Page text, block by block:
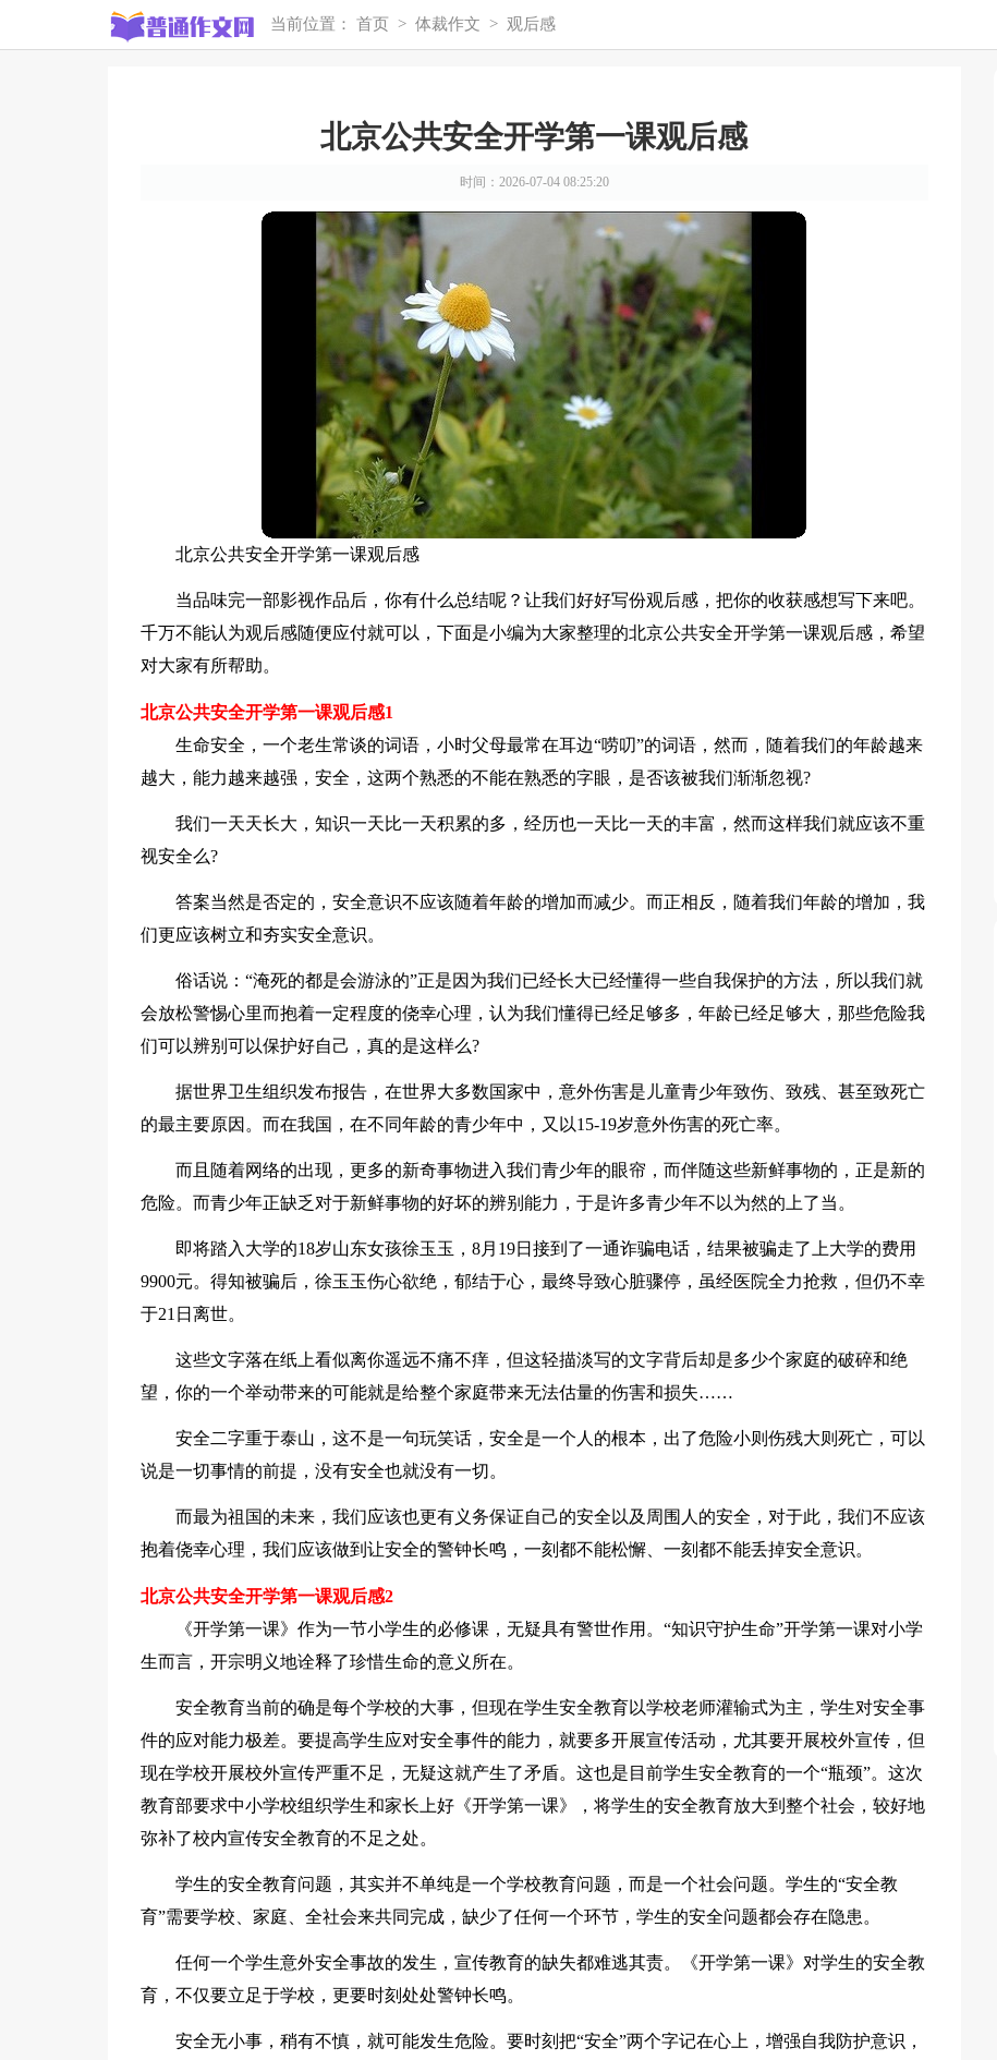
当前位置： 首页 > 体裁作文 > 观后感
北京公共安全开学第一课观后感
时间：2026-07-04 08:25:20
北京公共安全开学第一课观后感
当品味完一部影视作品后，你有什么总结呢？让我们好好写份观后感，把你的收获感想写下来吧。
千万不能认为观后感随便应付就可以，下面是小编为大家整理的北京公共安全开学第一课观后感，希望
对大家有所帮助。
北京公共安全开学第一课观后感1
生命安全，一个老生常谈的词语，小时父母最常在耳边“唠叨”的词语，然而，随着我们的年龄越来
越大，能力越来越强，安全，这两个熟悉的不能在熟悉的字眼，是否该被我们渐渐忽视?
我们一天天长大，知识一天比一天积累的多，经历也一天比一天的丰富，然而这样我们就应该不重
视安全么?
答案当然是否定的，安全意识不应该随着年龄的增加而减少。而正相反，随着我们年龄的增加，我
们更应该树立和夯实安全意识。
俗话说：“淹死的都是会游泳的”正是因为我们已经长大已经懂得一些自我保护的方法，所以我们就
会放松警惕心里而抱着一定程度的侥幸心理，认为我们懂得已经足够多，年龄已经足够大，那些危险我
们可以辨别可以保护好自己，真的是这样么?
据世界卫生组织发布报告，在世界大多数国家中，意外伤害是儿童青少年致伤、致残、甚至致死亡
的最主要原因。而在我国，在不同年龄的青少年中，又以15-19岁意外伤害的死亡率。
而且随着网络的出现，更多的新奇事物进入我们青少年的眼帘，而伴随这些新鲜事物的，正是新的
危险。而青少年正缺乏对于新鲜事物的好坏的辨别能力，于是许多青少年不以为然的上了当。
即将踏入大学的18岁山东女孩徐玉玉，8月19日接到了一通诈骗电话，结果被骗走了上大学的费用
9900元。得知被骗后，徐玉玉伤心欲绝，郁结于心，最终导致心脏骤停，虽经医院全力抢救，但仍不幸
于21日离世。
这些文字落在纸上看似离你遥远不痛不痒，但这轻描淡写的文字背后却是多少个家庭的破碎和绝
望，你的一个举动带来的可能就是给整个家庭带来无法估量的伤害和损失……
安全二字重于泰山，这不是一句玩笑话，安全是一个人的根本，出了危险小则伤残大则死亡，可以
说是一切事情的前提，没有安全也就没有一切。
而最为祖国的未来，我们应该也更有义务保证自己的安全以及周围人的安全，对于此，我们不应该
抱着侥幸心理，我们应该做到让安全的警钟长鸣，一刻都不能松懈、一刻都不能丢掉安全意识。
北京公共安全开学第一课观后感2
《开学第一课》作为一节小学生的必修课，无疑具有警世作用。“知识守护生命”开学第一课对小学
生而言，开宗明义地诠释了珍惜生命的意义所在。
安全教育当前的确是每个学校的大事，但现在学生安全教育以学校老师灌输式为主，学生对安全事
件的应对能力极差。要提高学生应对安全事件的能力，就要多开展宣传活动，尤其要开展校外宣传，但
现在学校开展校外宣传严重不足，无疑这就产生了矛盾。这也是目前学生安全教育的一个“瓶颈”。这次
教育部要求中小学校组织学生和家长上好《开学第一课》，将学生的安全教育放大到整个社会，较好地
弥补了校内宣传安全教育的不足之处。
学生的安全教育问题，其实并不单纯是一个学校教育问题，而是一个社会问题。学生的“安全教
育”需要学校、家庭、全社会来共同完成，缺少了任何一个环节，学生的安全问题都会存在隐患。
任何一个学生意外安全事故的发生，宣传教育的缺失都难逃其责。《开学第一课》对学生的安全教
育，不仅要立足于学校，更要时刻处处警钟长鸣。
安全无小事，稍有不慎，就可能发生危险。要时刻把“安全”两个字记在心上，增强自我防护意识，